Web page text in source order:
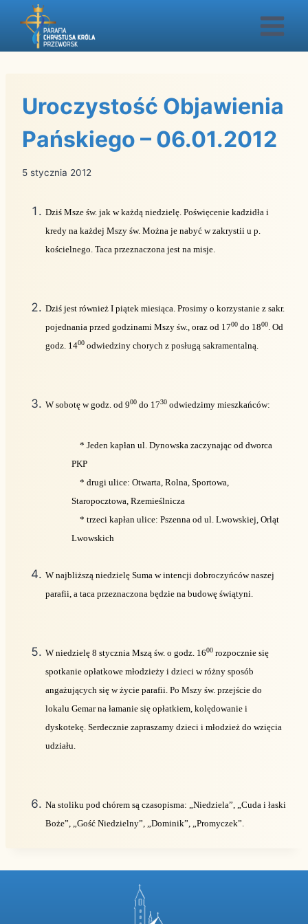
Przejdź
Uroczystość Objawienia
Pańskiego – 06.01.2012
5 stycznia 2012
Dziś Msze św. jak w każdą niedzielę. Poświęcenie kadzidła i
kredy na każdej Mszy św. Można je nabyć w zakrystii u p.
kościelnego. Taca przeznaczona jest na misje.
Dziś jest również I piątek miesiąca. Prosimy o korzystanie z sakr.
pojednania przed godzinami Mszy św., oraz od 1700 do 1800 . Od
godz. 1400 odwiedziny chorych z posługą sakramentalną.
W sobotę w godz. od 900 do 1730 odwiedzimy mieszkańców:
* Jeden kapłan ul. Dynowska zaczynając od dworca
PKP
* drugi ulice: Otwarta, Rolna, Sportowa,
Staropocztowa, Rzemieślnicza
* trzeci kapłan ulice: Pszenna od ul. Lwowskiej, Orląt
Lwowskich
W najbliższą niedzielę Suma w intencji dobroczyńców naszej
parafii, a taca przeznaczona będzie na budowę świątyni.
W niedzielę 8 stycznia Mszą św. o godz. 1600 rozpocznie się
spotkanie opłatkowe młodzieży i dzieci w różny sposób
angażujących się w życie parafii. Po Mszy św. przejście do
lokalu Gemar na łamanie się opłatkiem, kolędowanie i
dyskotekę. Serdecznie zapraszamy dzieci i młodzież do wzięcia
udziału.
Na stoliku pod chórem są czasopisma: „Niedziela”, „Cuda i łaski
Boże”, „Gość Niedzielny”, „Dominik”, „Promyczek”.